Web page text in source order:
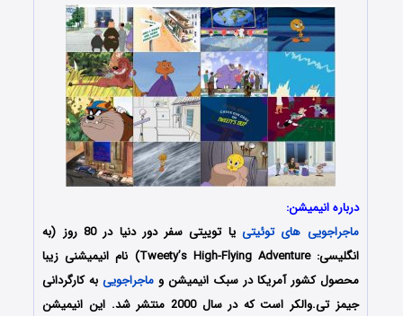
درباره انیمیشن:
ماجراجویی های توئیتی
یا توییتی سفر دور دنیا در 80 روز (به
انگلیسی: Tweety’s High-Flying Adventure) نام انیمیشنی زیبا
محصول کشور آمریکا در سبک انیمیشن و ماجراجوییبه کارگردانی
جیمز تی.والکر است که در سال 2000 منتشر شد. این انیمیشن